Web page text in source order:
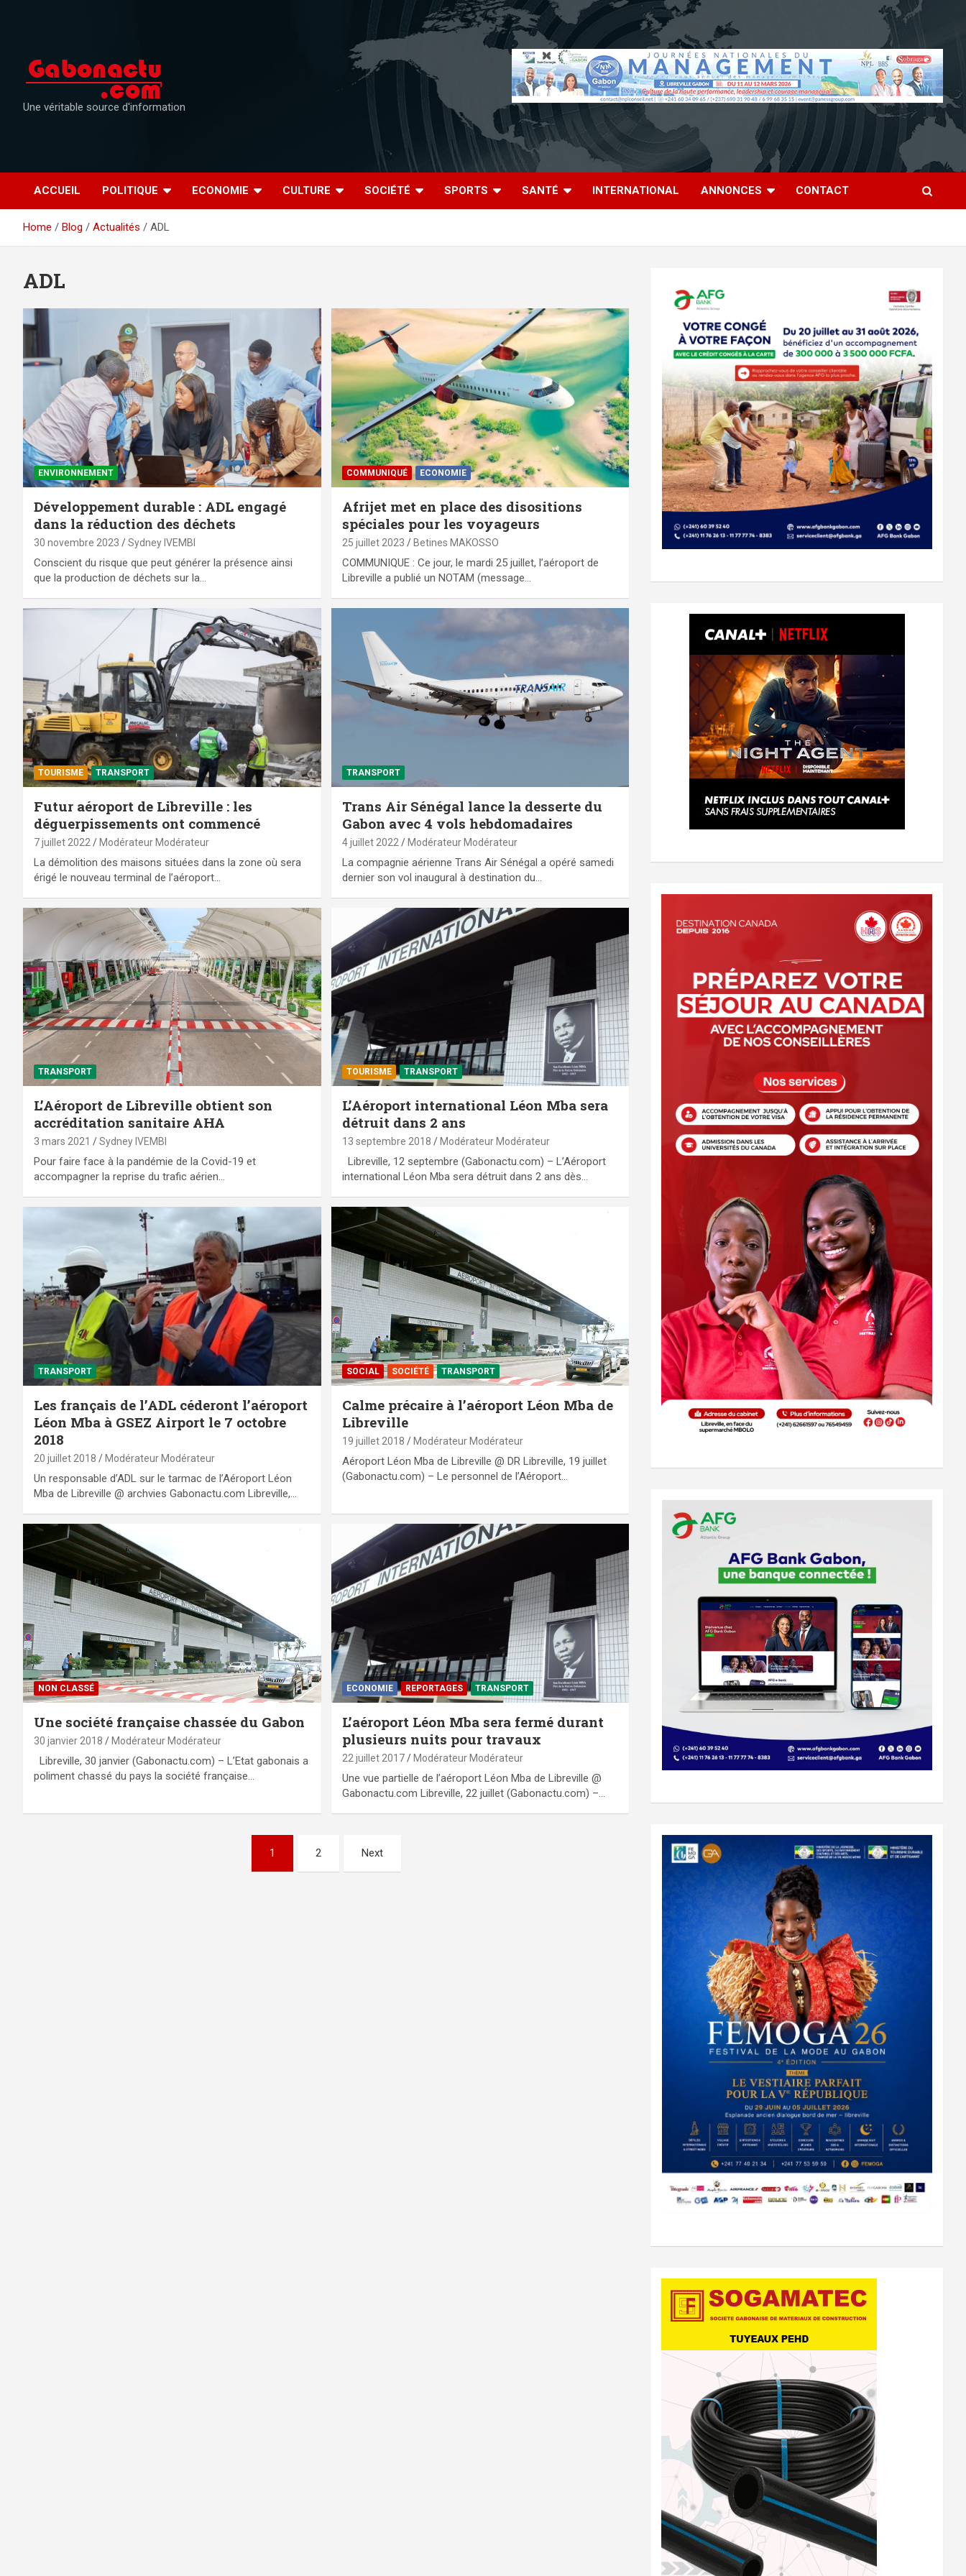
Une véritable source d'information
ACCUEIL POLITIQUE ECONOMIE CULTURE SOCIÉTÉ SPORTS SANTÉ INTERNATIONAL ANNONCES CONTACT
Home Blog Actualités ADL
ADL
ENVIRONNEMENT
Développement durable : ADL engagé
dans la réduction des déchets
30 novembre 2023 Sydney IVEMBI
Conscient du risque que peut générer la présence ainsi
que la production de déchets sur la…
COMMUNIQUÉ ECONOMIE
Afrijet met en place des disositions
spéciales pour les voyageurs
25 juillet 2023 Betines MAKOSSO
COMMUNIQUE : Ce jour, le mardi 25 juillet, l’aéroport de
Libreville a publié un NOTAM (message…
TOURISME TRANSPORT
Futur aéroport de Libreville : les
déguerpissements ont commencé
7 juillet 2022 Modérateur Modérateur
La démolition des maisons situées dans la zone où sera
érigé le nouveau terminal de l’aéroport…
TRANSPORT
Trans Air Sénégal lance la desserte du
Gabon avec 4 vols hebdomadaires
4 juillet 2022 Modérateur Modérateur
La compagnie aérienne Trans Air Sénégal a opéré samedi
dernier son vol inaugural à destination du…
TRANSPORT
L’Aéroport de Libreville obtient son
accréditation sanitaire AHA
3 mars 2021 Sydney IVEMBI
Pour faire face à la pandémie de la Covid-19 et
accompagner la reprise du trafic aérien…
TOURISME TRANSPORT
L’Aéroport international Léon Mba sera
détruit dans 2 ans
13 septembre 2018 Modérateur Modérateur
Libreville, 12 septembre (Gabonactu.com) – L’Aéroport
international Léon Mba sera détruit dans 2 ans dès…
TRANSPORT
Les français de l’ADL céderont l’aéroport
Léon Mba à GSEZ Airport le 7 octobre
2018
20 juillet 2018 Modérateur Modérateur
Un responsable d’ADL sur le tarmac de l’Aéroport Léon
Mba de Libreville @ archvies Gabonactu.com Libreville,…
SOCIAL SOCIÉTÉ TRANSPORT
Calme précaire à l’aéroport Léon Mba de
Libreville
19 juillet 2018 Modérateur Modérateur
Aéroport Léon Mba de Libreville @ DR Libreville, 19 juillet
(Gabonactu.com) – Le personnel de l’Aéroport…
NON CLASSÉ
Une société française chassée du Gabon
30 janvier 2018 Modérateur Modérateur
Libreville, 30 janvier (Gabonactu.com) – L’Etat gabonais a
poliment chassé du pays la société française…
ECONOMIE REPORTAGES TRANSPORT
L’aéroport Léon Mba sera fermé durant
plusieurs nuits pour travaux
22 juillet 2017 Modérateur Modérateur
Une vue partielle de l’aéroport Léon Mba de Libreville @
Gabonactu.com Libreville, 22 juillet (Gabonactu.com) –…
1 2 Next